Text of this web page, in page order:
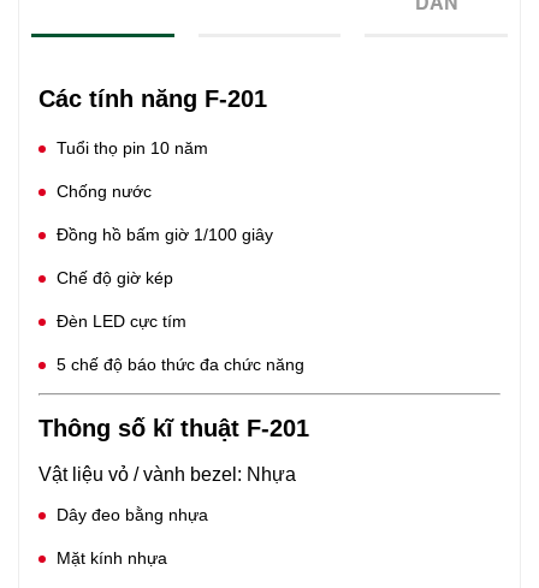
DẪN
Các tính năng F-201
Tuổi thọ pin 10 năm
Chống nước
Đồng hồ bấm giờ 1/100 giây
Chế độ giờ kép
Đèn LED cực tím
5 chế độ báo thức đa chức năng
Thông số kĩ thuật F-201
Vật liệu vỏ / vành bezel: Nhựa
Dây đeo bằng nhựa
Mặt kính nhựa